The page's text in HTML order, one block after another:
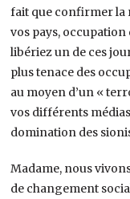
fait que confirmer la
vos pays,
libériez un de ces
plus tenace des
au moyen d’un «
vos différents
domination des
Madame, nous
de changement